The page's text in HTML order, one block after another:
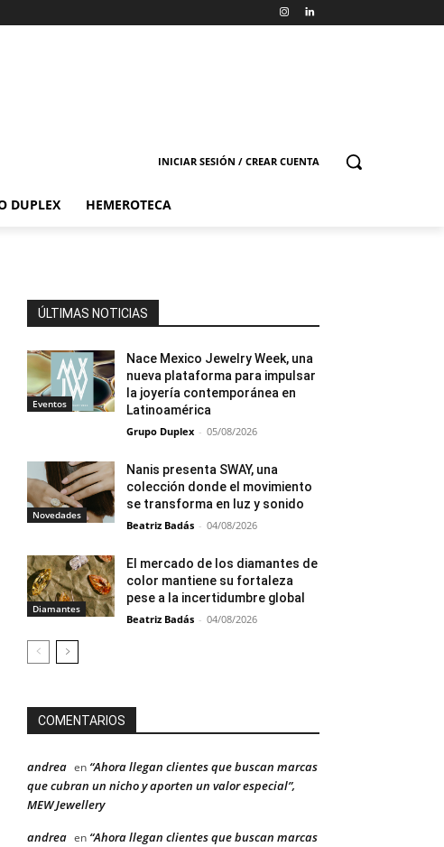
INICIAR SESIÓN / CREAR CUENTA
DUPLEX HEMEROTECA
ÚLTIMAS NOTICIAS
Eventos
Nace Mexico Jewelry Week, una
nueva plataforma para impulsar
la joyería contemporánea en
Latinoamérica
Grupo Duplex - 05/08/2026
Novedades
Nanis presenta SWAY, una
colección donde el movimiento
se transforma en luz y sonido
Beatriz Badás - 04/08/2026
Diamantes
El mercado de los diamantes de
color mantiene su fortaleza
pese a la incertidumbre global
Beatriz Badás - 04/08/2026
COMENTARIOS
andrea en “Ahora llegan clientes que buscan marcas
que cubran un nicho y aporten un valor especial”,
MEW Jewellery
andrea en “Ahora llegan clientes que buscan marcas